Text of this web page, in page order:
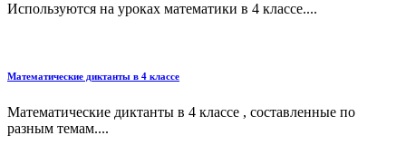
Используются на уроках математики в 4 классе....
Математические диктанты в 4 классе
Математические диктанты в 4 классе , составленные по
разным темам....